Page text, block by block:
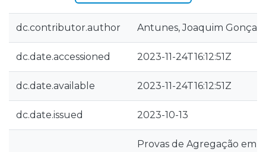
dc.contributor.author Antunes, Joaquim
dc.date.accessioned 2023-11-24T16:12:51Z
dc.date.available 2023-11-24T16:12:51Z
dc.date.issued 2023-10-13
Provas de Agregação em